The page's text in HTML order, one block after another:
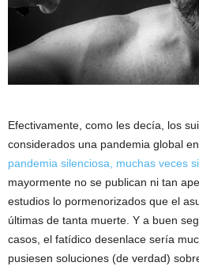
Efectivamente, como les decía, los
considerados una pandemia global
pandemia silenciosa, muchas veces
mayormente no se publican ni tan
estudios lo pormenorizados que el
últimas de tanta muerte. Y a buen
casos, el fatídico desenlace sería
pusiesen soluciones (de verdad)